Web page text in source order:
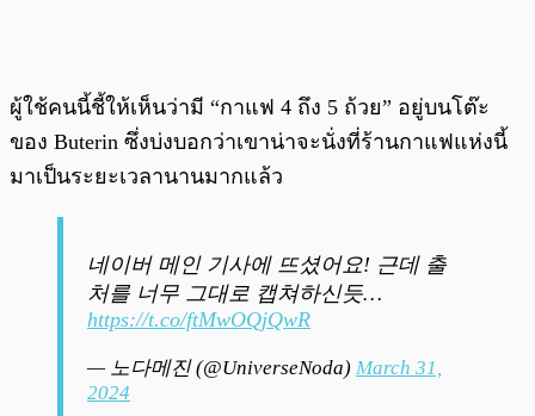
ผู้ใช้คนนี้ชี้ให้เห็นว่ามี “กาแฟ 4 ถึง 5 ถ้วย” อยู่บนโต๊ะ
ของ Buterin ซึ่งบ่งบอกว่าเขาน่าจะนั่งที่ร้านกาแฟแห่งนี้
มาเป็นระยะเวลานานมากแล้ว
네이버 메인 기사에 뜨셨어요! 근데 출
처를 너무 그대로 캡쳐하신듯…
https://t.co/ftMwOQjQwR
— 노다메진 (@UniverseNoda) March 31,
2024